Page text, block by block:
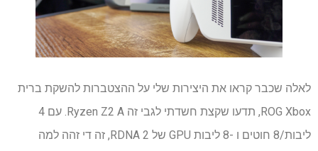
לאלה שכבר קראו את היצירות שלי על ההצטברות להשקת ברית
ROG Xbox, תדעו שקצת חשדתי לגבי זה Ryzen Z2 A. עם 4
ליבות/8 חוטים ו -8 ליבות GPU של RDNA 2, זה די זהה למה